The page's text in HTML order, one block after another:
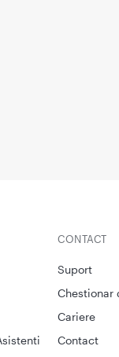
CONTACT
Suport
Chestionar
Cariere
Contact